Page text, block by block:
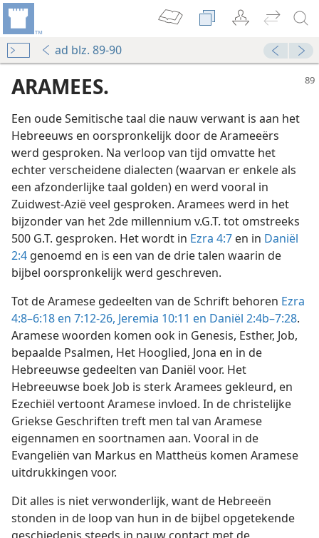
ad blz. 89-90
ARAMEES.
Een oude Semitische taal die nauw verwant is aan het
Hebreeuws en oorspronkelijk door de Arameeërs
werd gesproken. Na verloop van tijd omvatte het
echter verscheidene dialecten (waarvan er enkele als
een afzonderlijke taal golden) en werd vooral in
Zuidwest-Azië veel gesproken. Aramees werd in het
bijzonder van het 2de millennium v.G.T. tot omstreeks
500 G.T. gesproken. Het wordt in Ezra 4:7 en in Daniël
2:4 genoemd en is een van de drie talen waarin de
bijbel oorspronkelijk werd geschreven.
Tot de Aramese gedeelten van de Schrift behoren Ezra
4:8–6:18 en 7:12-26, Jeremia 10:11 en Daniël 2:4b–7:28.
Aramese woorden komen ook in Genesis, Esther, Job,
bepaalde Psalmen, Het Hooglied, Jona en in de
Hebreeuwse gedeelten van Daniël voor. Het
Hebreeuwse boek Job is sterk Aramees gekleurd, en
Ezechiël vertoont Aramese invloed. In de christelijke
Griekse Geschriften treft men tal van Aramese
eigennamen en soortnamen aan. Vooral in de
Evangeliën van Markus en Mattheüs komen Aramese
uitdrukkingen voor.
Dit alles is niet verwonderlijk, want de Hebreeën
stonden in de loop van hun in de bijbel opgetekende